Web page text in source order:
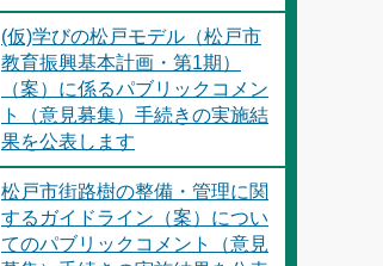
(仮)学びの松戸モデル（松戸市
教育振興基本計画・第1期）
（案）に係るパブリックコメン
ト（意見募集）手続きの実施結
果を公表します
松戸市街路樹の整備・管理に関
するガイドライン（案）につい
てのパブリックコメント（意見